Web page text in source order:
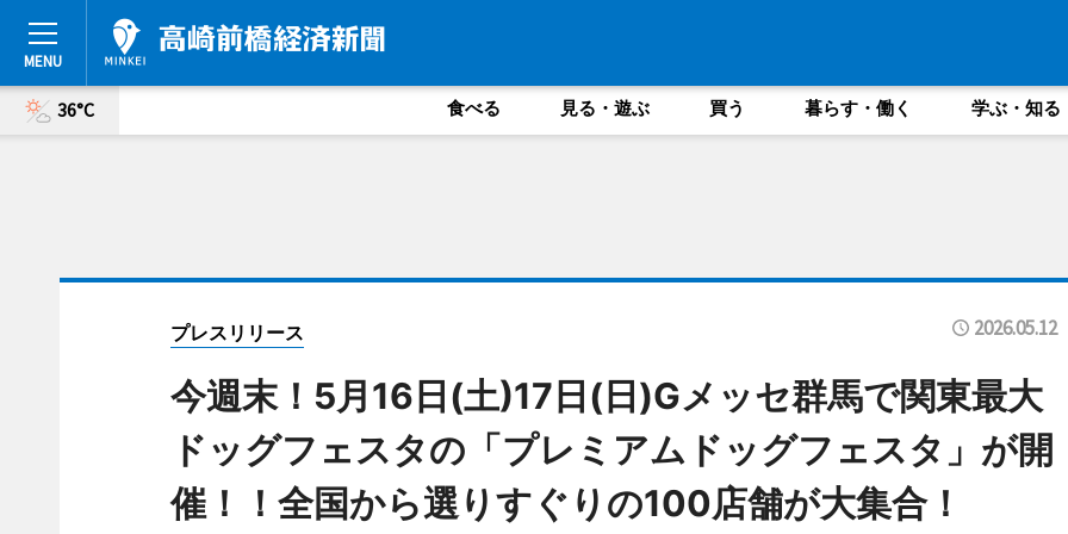
36°C 食べる 見る・遊ぶ 買う 暮らす・働く 学ぶ・知る
プレスリリース 2026.05.12
今週末！5月16日(土)17日(日)Gメッセ群馬で関東最大
ドッグフェスタの「プレミアムドッグフェスタ」が開
催！！全国から選りすぐりの100店舗が大集合！